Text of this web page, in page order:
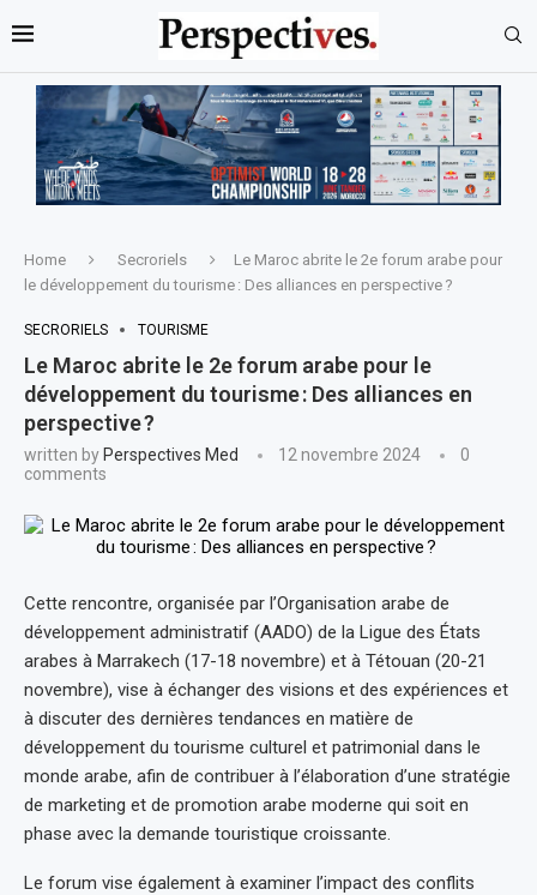
Home Secroriels
Le Maroc abrite le 2e forum arabe pour
le développement du tourisme : Des alliances en perspective ?
SECRORIELS TOURISME
Le Maroc abrite le 2e forum arabe pour le
développement du tourisme : Des alliances en
perspective ?
written by Perspectives Med 12 novembre 2024
0
comments
Cette rencontre, organisée par l’Organisation arabe de
développement administratif (AADO) de la Ligue des États
arabes à Marrakech (17-18 novembre) et à Tétouan (20-21
novembre), vise à échanger des visions et des expériences et
à discuter des dernières tendances en matière de
développement du tourisme culturel et patrimonial dans le
monde arabe, afin de contribuer à l’élaboration d’une stratégie
de marketing et de promotion arabe moderne qui soit en
phase avec la demande touristique croissante.
Le forum vise également à examiner l’impact des conflits